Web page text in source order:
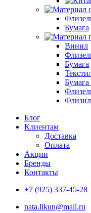
Бумага
Винил
Бумага
Блог
Клиентам
Доставка
Оплата
Акции
Бренды
Контакты
+7 (925) 337-45-28
nata.likun@mail.ru